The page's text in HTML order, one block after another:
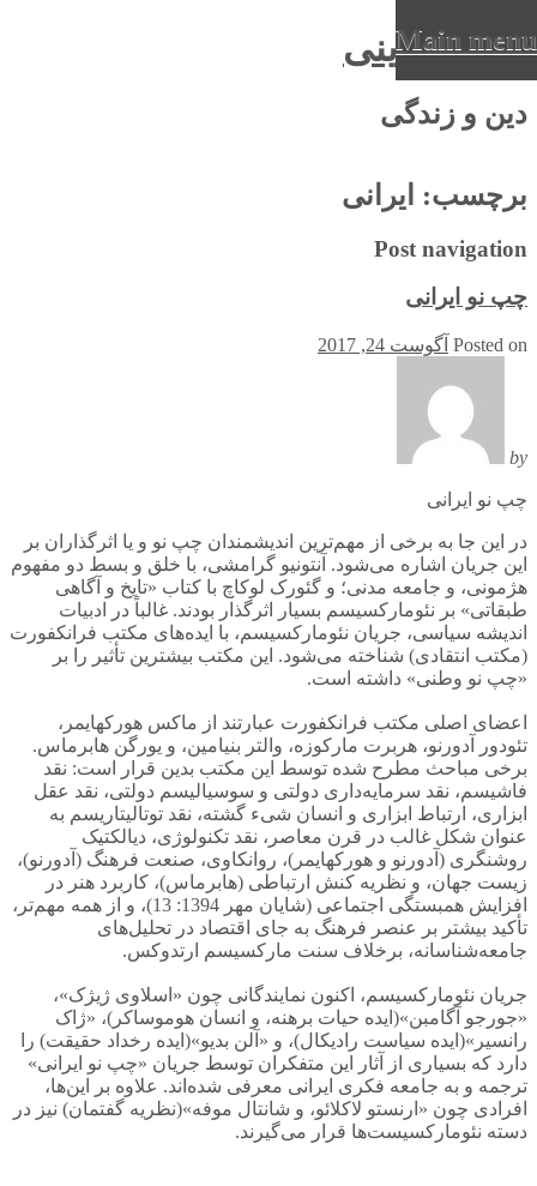
عرفان دینی
دین و زندگی
Main menu
to
content
برچسب: ایرانی
Post navigation
چپ نو ایرانی
Posted on آگوست 24, 2017
by
چپ نو ایرانی
در این جا به برخی از مهم‌ترین اندیشمندان چپ نو و یا اثرگذاران بر
این جریان اشاره می‌شود. آنتونیو گرامشی، با خلق و بسط دو مفهوم
هژمونی، و جامعه مدنی؛ و گئورک لوکاچ با کتاب «تایخ و آگاهی
طبقاتی» بر نئومارکسیسم بسیار اثرگذار بودند. غالباً در ادبیات
اندیشه سیاسی، جریان نئومارکسیسم، با ایده‌های مکتب فرانکفورت
(مکتب انتقادی) شناخته می‌شود. این مکتب بیشترین تأثیر را بر
«چپ نو وطنی» داشته است.
اعضای اصلی مکتب فرانکفورت عبارتند از ماکس هورکهایمر،
تئودور آدورنو، هربرت مارکوزه، والتر بنیامین، و یورگن هابرماس.
برخی مباحث مطرح شده توسط این مکتب بدین قرار است: نقد
فاشیسم، نقد سرمایه‌داری دولتی و سوسیالیسم دولتی، نقد عقل
ابزاری، ارتباط ابزاری و انسان شیء گشته، نقد توتالیتاریسم به
عنوان شکل غالب در قرن معاصر، نقد تکنولوژی، دیالکتیک
روشنگری (آدورنو و هورکهایمر)، روانکاوی، صنعت فرهنگ (آدورنو)،
زیست جهان، و نظریه کنش ارتباطی (هابرماس)، کاربرد هنر در
افزایش همبستگی اجتماعی (شایان مهر 1394: 13)، و از همه مهم‌تر،
تأکید بیشتر بر عنصر فرهنگ به جای اقتصاد در تحلیل‌های
جامعه‌شناسانه، برخلاف سنت مارکسیسم ارتدوکس.
جریان نئومارکسیسم، اکنون نمایندگانی چون «اسلاوی ژیژک»،
«جورجو آگامبن»(ایده حیات برهنه، و انسان هوموساکر)، «ژاک
رانسیر»(ایده سیاست رادیکال)، و «آلن بدیو»(ایده رخداد حقیقت) را
دارد که بسیاری از آثار این متفکران توسط جریان «چپ نو ایرانی»
ترجمه و به جامعه فکری ایرانی معرفی شده‌اند. علاوه بر این‌ها،
افرادی چون «ارنستو لاکلائو، و شانتال موفه»(نظریه گفتمان) نیز در
دسته نئومارکسیست‌ها قرار می‌گیرند.